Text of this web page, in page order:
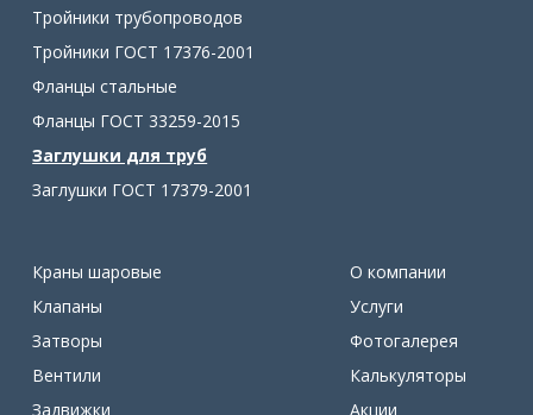
Тройники трубопроводов
Тройники ГОСТ 17376-2001
Фланцы стальные
Фланцы ГОСТ 33259-2015
Заглушки для труб
Заглушки ГОСТ 17379-2001
Краны шаровые
Клапаны
Затворы
Вентили
Задвижки
О компании
Услуги
Фотогалерея
Калькуляторы
Акции